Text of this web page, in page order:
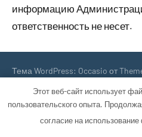
информацию
ответственность не несет.
Тема WordPress: Occasio от
Этот веб-сайт использует
пользовательского опыта.
согласие на